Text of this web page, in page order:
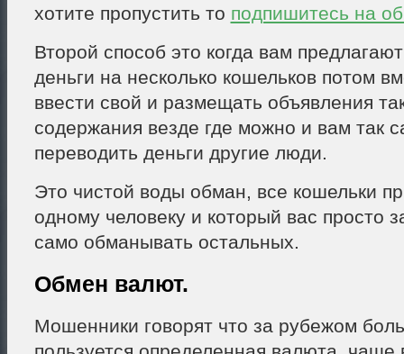
хотите пропустить то подпишитесь на
Второй способ это когда вам
деньги на несколько кошельков потом
ввести свой и размещать объявления
содержания везде где можно и вам так
переводить деньги другие люди.
Это чистой воды обман, все кошельки
одному человеку и который вас просто
само обманывать остальных.
Обмен валют.
Мошенники говорят что за рубежом